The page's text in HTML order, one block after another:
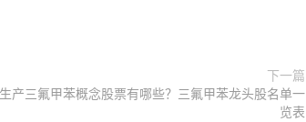
下一篇
产三氟甲苯概念股票有哪些？三氟甲苯龙头股名单一
览表